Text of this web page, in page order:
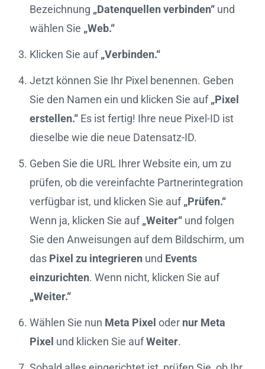
Bezeichnung „Datenquellen verbinden“ und
wählen Sie „Web.“
Klicken Sie auf„Verbinden.“
Jetzt können Sie Ihr Pixel benennen. Geben
Sie den Namen ein und klicken Sie auf„Pixel
erstellen.“ Es ist fertig! Ihre neue Pixel-ID ist
dieselbe wie die neue Datensatz-ID.
Geben Sie die URL Ihrer Website ein, um zu
prüfen, ob die vereinfachte Partnerintegration
verfügbar ist, und klicken Sie auf„Prüfen.“
Wenn ja, klicken Sie auf„Weiter“ und folgen
Sie den Anweisungen auf dem Bildschirm, um
das Pixel zu integrieren und Events
einzurichten. Wenn nicht, klicken Sie auf
„Weiter.“
Wählen Sie nun Meta Pixel oder nur Meta
Pixel und klicken Sie aufWeiter.